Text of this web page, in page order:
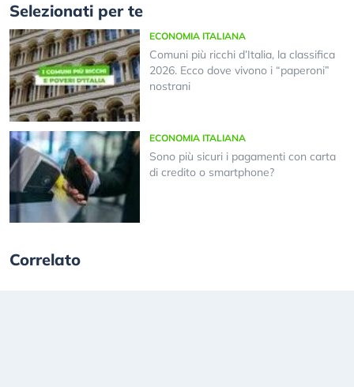
Selezionati per te
ECONOMIA ITALIANA
Comuni più ricchi d’Italia, la classifica
2026. Ecco dove vivono i “paperoni”
nostrani
ECONOMIA ITALIANA
Sono più sicuri i pagamenti con carta
di credito o smartphone?
Correlato